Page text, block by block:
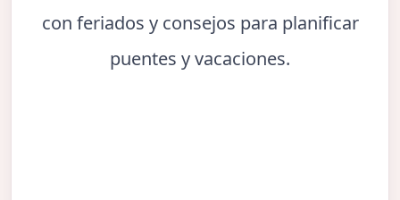
con feriados y consejos para planificar
puentes y vacaciones.